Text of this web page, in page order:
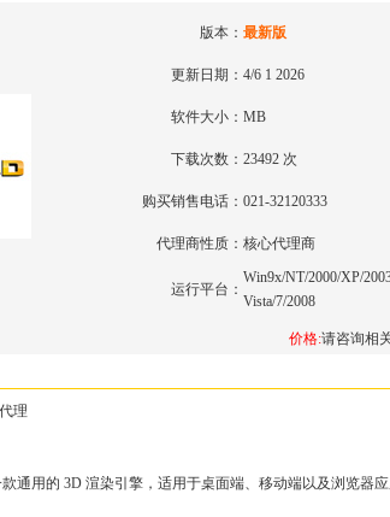
版本： 最新版
更新日期： 4/6 1 2026
软件大小： MB
下载次数： 23492 次
购买销售电话： 021-32120333
代理商性质： 核心代理商
运行平台：
Win9x/NT/2000/XP/
Vista/7/2008
价格:请咨询
理
款通用的 3D 渲染引擎，适用于桌面端、移动端以及浏览器应